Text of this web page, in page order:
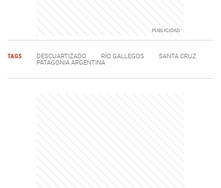
TAGS DESCUARTIZADO RÍO GALLEGOS
SANTA CRUZ
PATAGONIA ARGENTINA